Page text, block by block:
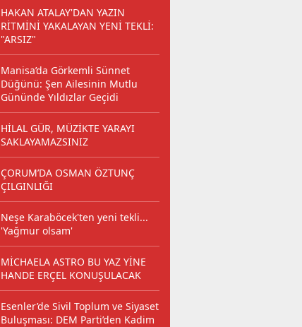
TARİHİNDE
DİNLEYİCİYLE
HAKAN ATALAY'DAN YAZIN
RİTMİNİ YAKALAYAN YENİ TEKLİ:
"ARSIZ"
Manisa’da Görkemli Sünnet
Düğünü: Şen Ailesinin Mutlu
Gününde Yıldızlar Geçidi
HİLAL GÜR, MÜZİKTE YARAYI
SAKLAYAMAZSINIZ
ÇORUM’DA OSMAN ÖZTUNÇ
ÇILGINLIĞI
Neşe Karaböcek'ten yeni tekli...
'Yağmur olsam'
MİCHAELA ASTRO BU YAZ YİNE
HANDE ERÇEL KONUŞULACAK
Esenler’de Sivil Toplum ve Siyaset
Buluşması: DEM Parti’den Kadim